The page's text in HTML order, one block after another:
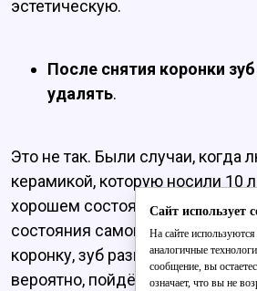
эстетическую.
После снятия коронки
удалять.
Это не так. Были случаи, когда
керамикой, которую носили 10
хорошем состоянии. Здесь всё
состояния самого зуба. Если до
коронку, зуб разваливался, то
вероятно, пойдёт на удаление.
Сайт использует
На сайте
аналогичные
сообщение, вы
означает, что вы не